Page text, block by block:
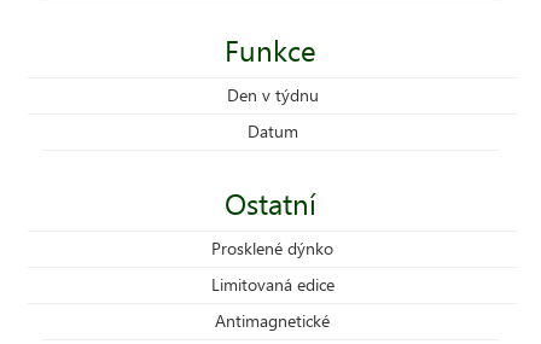
Funkce
Den v týdnu
Datum
Ostatní
Prosklené dýnko
Limitovaná edice
Antimagnetické